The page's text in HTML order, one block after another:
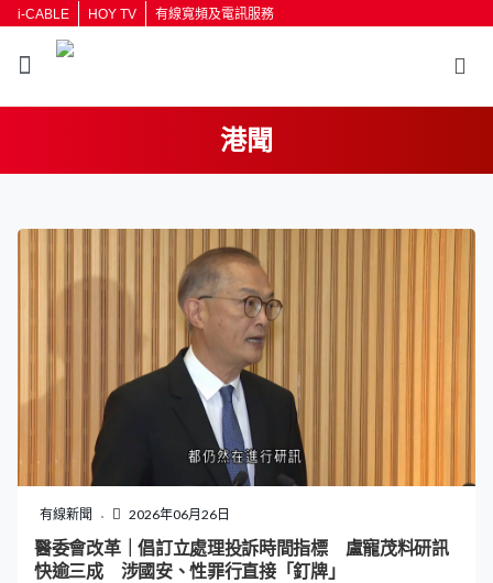
i-CABLE HOY TV 有線寬頻及電訊服務
港聞
按輸入鍵開始搜尋
有線新聞 2026年06月26日
醫委會改革｜倡訂立處理投訴時間指標 盧寵茂料研訊
快逾三成 涉國安、性罪行直接「釘牌」